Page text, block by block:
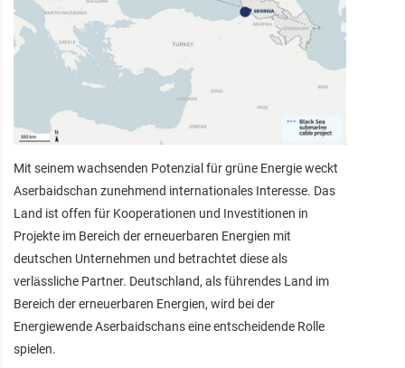
Mit seinem wachsenden Potenzial für grüne Energie weckt
Aserbaidschan zunehmend internationales Interesse. Das
Land ist offen für Kooperationen und Investitionen in
Projekte im Bereich der erneuerbaren Energien mit
deutschen Unternehmen und betrachtet diese als
verlässliche Partner. Deutschland, als führendes Land im
Bereich der erneuerbaren Energien, wird bei der
Energiewende Aserbaidschans eine entscheidende Rolle
spielen.